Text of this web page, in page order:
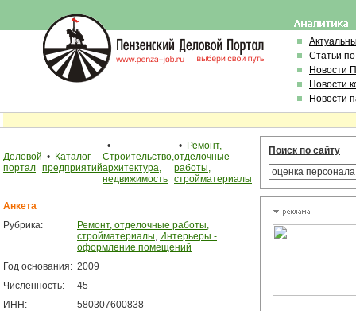
Статьи
Новости
Новости
Новости
Деловой
портал
• Каталог
предприятий
•
Строительство,
архитектура,
недвижимость
• Ремонт,
отделочные
работы,
стройматериалы
Анкета
Рубрика:
Ремонт, отделочные работы,
стройматериалы, Интерьеры -
оформление помещений
Год основания: 2009
Численность:
45
ИНН:
580307600838
Поиск по сайту